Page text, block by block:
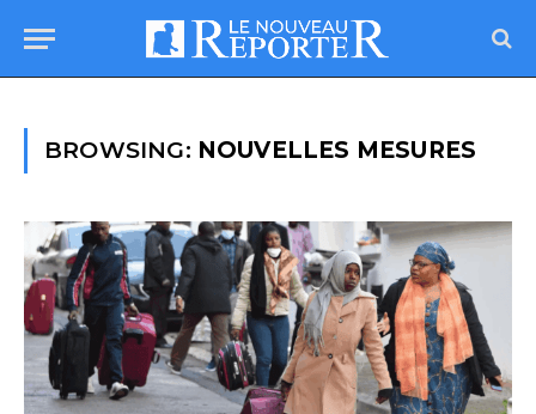
BROWSING: NOUVELLES MESURES